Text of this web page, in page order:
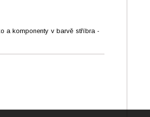
a komponenty v barvě stříbra -